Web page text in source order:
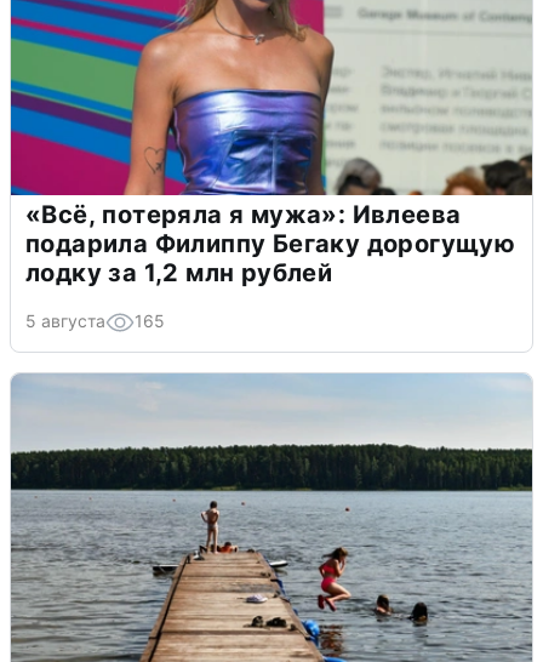
«Всё, потеряла я мужа»: Ивлеева
подарила Филиппу Бегаку дорогущую
лодку за 1,2 млн рублей
5 августа 165